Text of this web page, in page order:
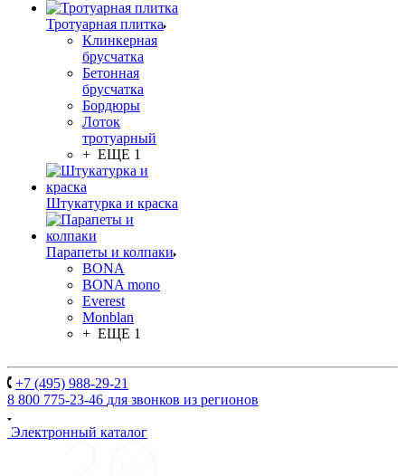
Тротуарная плитка
Клинкерная
брусчатка
Бетонная
брусчатка
Бордюры
Лоток
тротуарный
+ ЕЩЕ 1
Штукатурка и краска
Парапеты и колпаки
BONA
BONA mono
Everest
Monblan
+ ЕЩЕ 1
+7 (495) 988-29-21
8 800 775-23-46 для звонков из регионов
Электронный каталог